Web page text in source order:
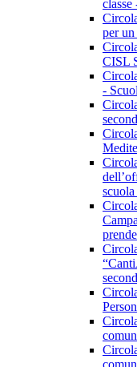
classe
per
CISL
-